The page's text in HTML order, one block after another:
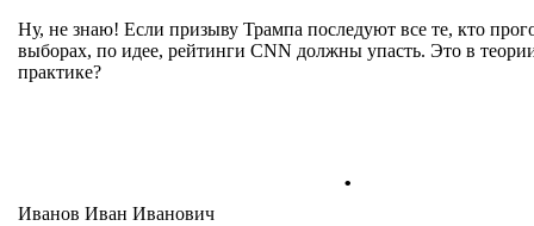
Ну, не знаю! Если призыву Трампа последуют все те, кто
выборах, по идее, рейтинги CNN должны упасть. Это в
практике?
.
Иванов Иван Иванович